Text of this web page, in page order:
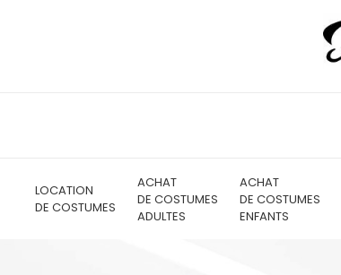
LOCATION
DE COSTUMES
ACHAT
DE COSTUMES
ADULTES
ACHAT
DE COSTUMES
ENFANTS